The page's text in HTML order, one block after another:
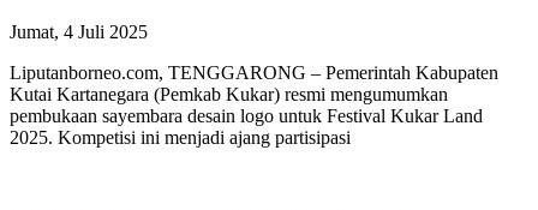
Jumat, 4 Juli 2025
Liputanborneo.com, TENGGARONG – Pemerintah Kabupaten
Kutai Kartanegara (Pemkab Kukar) resmi mengumumkan
pembukaan sayembara desain logo untuk Festival Kukar Land
2025. Kompetisi ini menjadi ajang partisipasi